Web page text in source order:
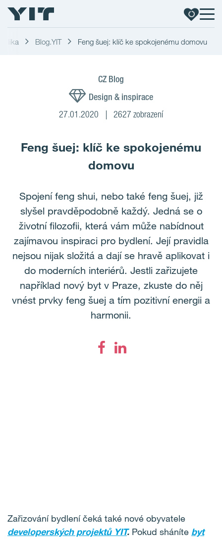
Blog.YIT Feng šuej: klíč ke spokojenému domovu
CZ Blog
Design & inspirace
27.01.2020 2627 zobrazení
Feng šuej: klíč ke spokojenému
domovu
Spojení feng shui, nebo také feng šuej, již
slyšel pravděpodobně každý. Jedná se o
životní filozofii, která vám může nabídnout
zajímavou inspiraci pro bydlení. Její pravidla
nejsou nijak složitá a dají se hravě aplikovat i
do moderních interiérů. Jestli zařizujete
například nový byt v Praze, zkuste do něj
vnést prvky feng šuej a tím pozitivní energii a
harmonii.
Zařizování bydlení čeká také nové obyvatele
developerských projektů YIT. Pokud sháníte byt